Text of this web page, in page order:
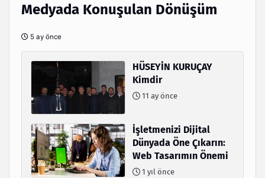
Medyada Konuşulan Dönüşüm
5 ay önce
HÜSEYİN KURUÇAY
Kimdir
11 ay önce
İşletmenizi Dijital
Dünyada Öne Çıkarın:
Web Tasarımın Önemi
1 yıl önce